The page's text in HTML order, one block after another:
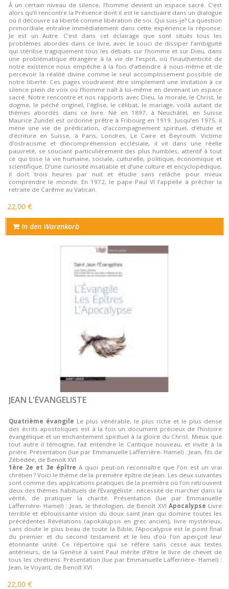
À un certain niveau de silence, l’homme devient un espace sacré. C’est
alors qu’il rencontre la Présence dont il est le sanctuaire dans un dialogue
où il découvre sa liberté comme libération de soi. Qui suis-je? La question
primordiale entraîne immédiatement dans cette expérience la réponse:
Je est un Autre. C’est dans cet éclairage que sont situés tous les
problèmes abordés dans ce livre, avec le souci de dissiper l’ambiguité
qui stérilise tragiquement tous les débats sur l’homme et sur Dieu, dans
une problématique étrangère à la vie de l’esprit, où l’inauthenticité de
notre existence nous empêche à la fois d’atteindre à nous-même et de
percevoir la réalité divine comme le seul accomplissement possible de
notre liberté. Ces pages voudraient être simplement une invitation à ce
silence plein de voix où l’homme naît à lui-même en devenant un espace
sacré. Notre rencontre et nos rapports avec Dieu, la morale, le Christ, le
dogme, le péché originel, l'église, le célibat, le mariage, voilà autant de
thèmes abordés dans ce livre. Né en 1897, à Neuchâtel, en Suisse
Maurice Zundel est ordonné prêtre à Fribourg en 1919. Jusqu’en 1975, il
mène une vie de prédication, d’accompagnement spirituel, d’étude et
d’écriture en Suisse, à Paris, Londres, Le Caire et Beyrouth. Victime
d’ostracisme et d’incompréhension ecclésiale, il vit dans une réelle
pauvreté, se souciant particulièrement des plus humbles, attentif à tout
ce qui tisse la vie humaine, sociale, culturelle, politique, économique et
scientifique. D’une curiosité insatiable et d’une culture et encyclopédique,
il dort trois heures par nuit et étudie sans relâche pour mieux
comprendre le monde. En 1972, le pape Paul VI l’appelle à prêcher la
retraite de Carême au Vatican.
22,00 €
In den Warenkorb
JEAN L'ÉVANGELISTE
Quatrième évangile Le plus vénérable, le plus riche et le plus dense
des écrits apostoliques est à la fois un document précieux de l’histoire
évangélique et un enchantement spirituel à la gloire du Christ. Mieux que
tout autre il témoigne, fait entendre le Cantique nouveau, et invite à la
prière. Présentation (lue par Emmanuelle Lafferrière- Hamel) : Jean, fils de
Zébédée, de Benoît XVI
1ère 2e et 3e épître A quoi peut-on reconnaître que l’on est un vrai
chrétien ? Voici le thème de la première épître de Jean. Les deux suivantes
sont comme des applications pratiques de la première où l’on retrouvent
deux des thèmes habituels de l’Evangéliste : nécessité de marcher dans la
vérité, de pratiquer la charité. Présentation (lue par Emmanuelle
Lafferrière- Hamel) : Jean, le théologien, de Benoît XVI Apocalypse Livre
terrible et éblouissante vision du doux saint Jean qui domine toutes les
précédentes Révélations (apokálupsis en grec ancien), livre mystérieux,
sans doute le plus beau de toute la Bible, l’Apocalypse est le point final
du premier et du second testament et le lieu d’où l’on aperçoit leur
étonnante unité. Ce répertoire qui se réfère sans cesse aux textes
antérieurs, de la Genèse à saint Paul mérite d’être le livre de chevet de
tous les chrétiens. Présentation (lue par Emmanuelle Lafferrière- Hamel) :
Jean, le Voyant, de Benoît XVI
22,00 €